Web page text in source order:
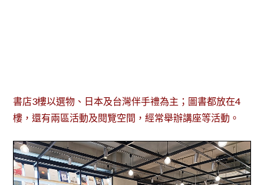
書店3樓以選物、日本及台灣伴手禮為主；圖書都放在4
樓，還有兩區活動及閱覽空間，經常舉辦講座等活動。